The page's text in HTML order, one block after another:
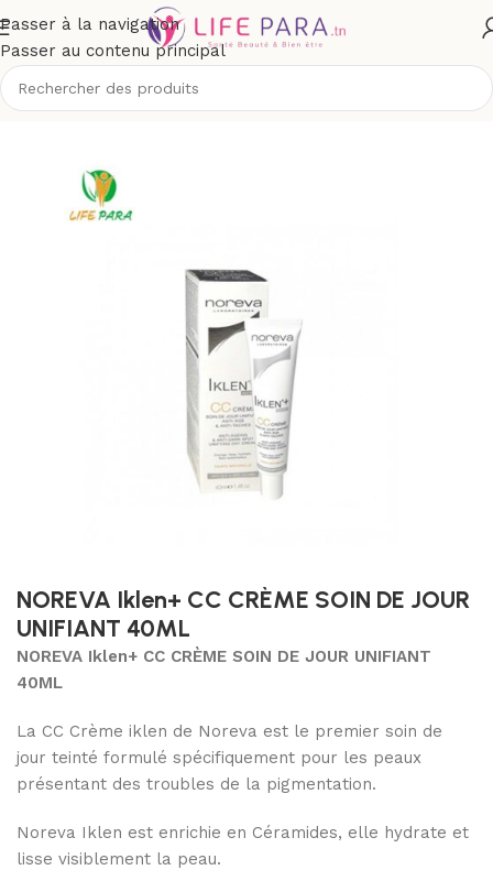
Passer à la navigation
Passer au contenu principal
/Visage/Soins peau grasse, mixte et acné/Soins teintés
NOREVA Iklen+ CC CRÈME SOIN DE JOUR
UNIFIANT 40ML
NOREVA Iklen+ CC CRÈME SOIN DE JOUR UNIFIANT
40ML
La CC Crème iklen de Noreva est le premier soin de
jour teinté formulé spécifiquement pour les peaux
présentant des troubles de la pigmentation.
Noreva Iklen est enrichie en Céramides, elle hydrate et
lisse visiblement la peau.